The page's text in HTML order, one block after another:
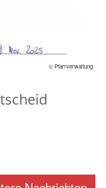
© Pfarrverwaltung